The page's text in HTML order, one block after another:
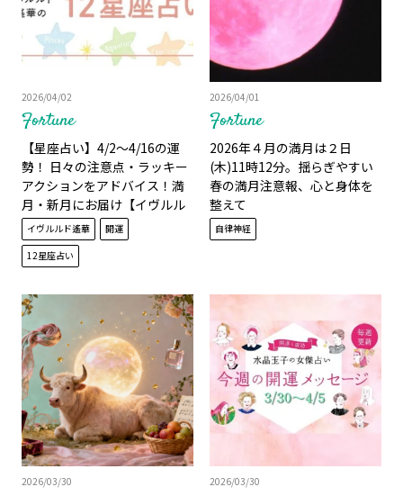
Fortune
2026/04/02
【星座占い】4/2～4/16の運
勢！ 日々の注意点・ラッキー
アクションをアドバイス！満
月・新月にお届け【イヴルル
ド遙華】
イヴルルド遙華
開運
12星座占い
Fortune
2026/04/01
2026年４月の満月は２日
(木)11時12分。揺らぎやすい
春の満月注意報、心と身体を
整えて
自律神経
2026/03/30 2026/03/30